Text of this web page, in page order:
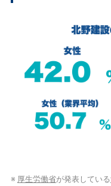
※ 厚生労働省が発表している